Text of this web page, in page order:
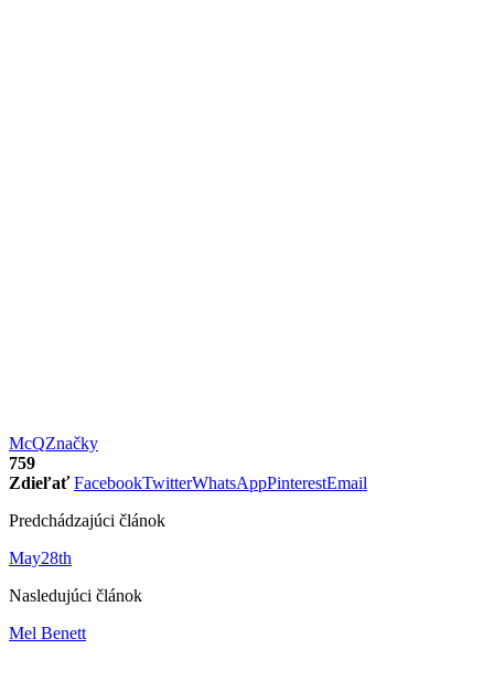
McQZnačky
759
Zdieľať FacebookTwitterWhatsAppPinterestEmail
Predchádzajúci článok
May28th
Nasledujúci článok
Mel Benett